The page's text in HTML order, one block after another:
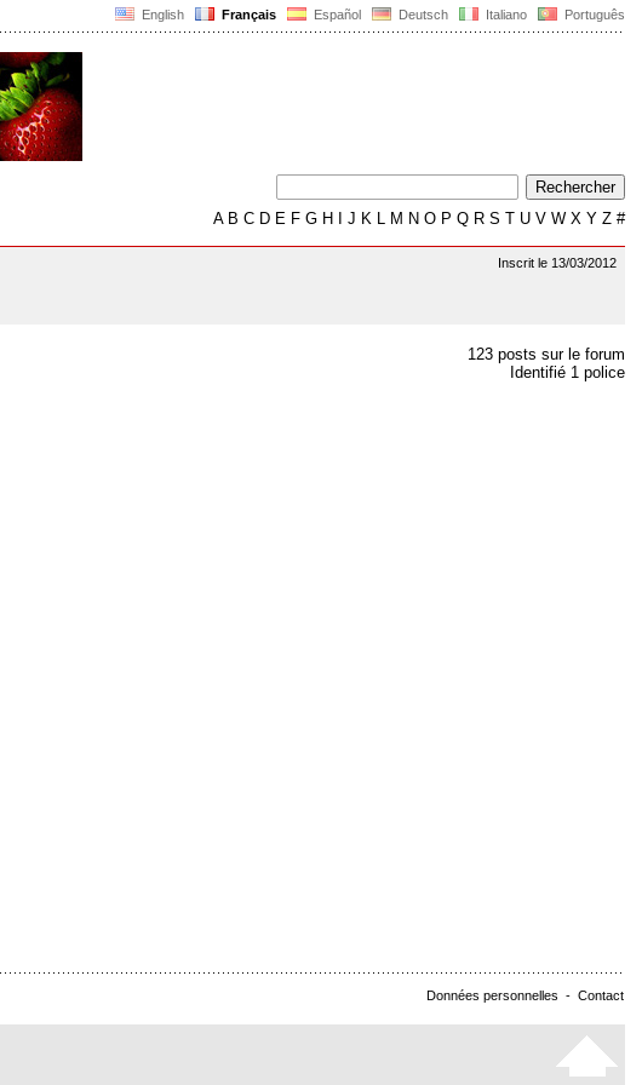
English Français Español Deutsch Italiano Português
AB C D E F G H J K L M N O P Q R S T U V W X Y Z #
Inscrit le 13/03/2012
123 posts sur le forum
Identifié 1 police
Données personnelles - Contact